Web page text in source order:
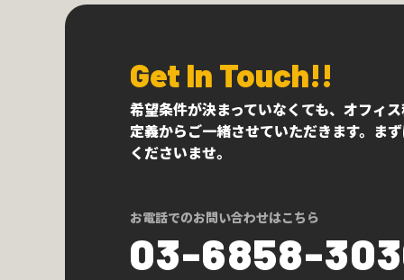
Get In Touch!!
希望条件が決まっていなくても、オフィ
定義からご一緒させていただきます。ま
くださいませ。
お電話でのお問い合わせはこちら
03-6858-